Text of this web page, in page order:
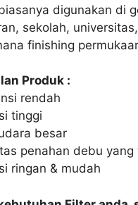
digunakan di
sekolah,
finishing
Produk :
rendah
tinggi
besar
penahan debu yang
ringan & mudah